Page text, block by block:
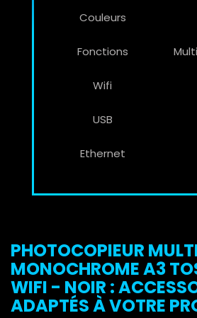
Couleurs
Fonctions
Wifi
USB
Ethernet
PHOTOCOPIEUR
MONOCHROME A3
WIFI - NOIR :
ADAPTÉS À VOTRE